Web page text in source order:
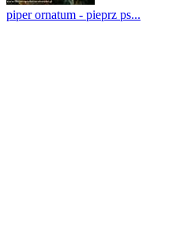
piper ornatum - pieprz ps...